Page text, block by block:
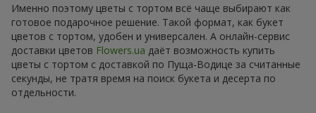
Именно поэтому цветы с тортом всё чаще выбирают как
готовое подарочное решение. Такой формат, как букет
цветов с тортом, удобен и универсален. А онлайн-сервис
доставки цветов Flowers.ua даёт возможность купить
цветы с тортом с доставкой по Пуща-Водице за считанные
секунды, не тратя время на поиск букета и десерта по
отдельности.